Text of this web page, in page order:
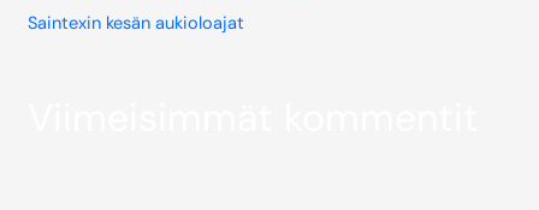
Saintexin kesän aukioloajat